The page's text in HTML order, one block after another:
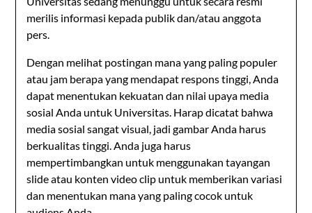
merilis informasi kepada publik dan/atau anggota
pers.
Dengan melihat postingan mana yang paling populer
atau jam berapa yang mendapat respons tinggi, Anda
dapat menentukan kekuatan dan nilai upaya media
sosial Anda untuk Universitas. Harap dicatat bahwa
media sosial sangat visual, jadi gambar Anda harus
berkualitas tinggi. Anda juga harus
mempertimbangkan untuk menggunakan tayangan
slide atau konten video clip untuk memberikan variasi
dan menentukan mana yang paling cocok untuk